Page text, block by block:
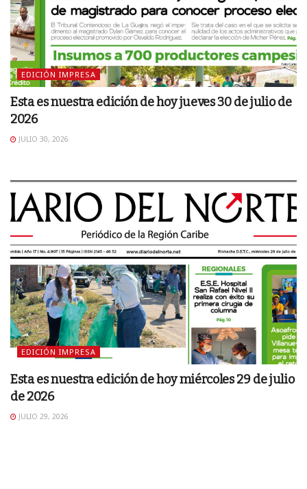
EDICIÓN IMPRESA
Esta es nuestra edición de hoy jueves 30 de julio de
2026
JULIO 30, 2026
EDICIÓN IMPRESA
Esta es nuestra edición de hoy miércoles 29 de julio
de 2026
JULIO 29, 2026